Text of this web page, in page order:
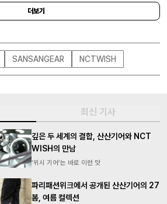
것.
더보기
SANSANGEAR NCTWISH
최신 기사
깊은 두 세계의 결합, 산산기어와 NCT
WISH의 만남
‘위시 기어’는 바로 이런 맛
파리패션위크에서 공개된 산산기어의 27
봄, 여름 컬렉션